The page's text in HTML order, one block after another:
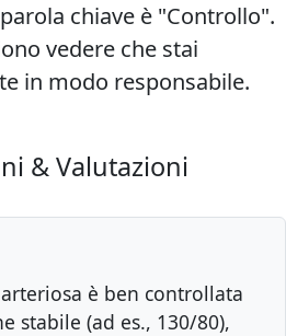
chiave è "Controllo".
vedere che stai
in modo responsabile.
& Valutazioni
è ben controllata
stabile (ad es., 130/80),